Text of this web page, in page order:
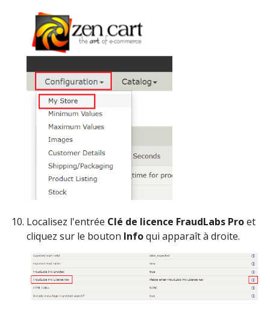
Localisez l'entrée Clé de licence FraudLabs Proet
cliquez sur le bouton Infoqui apparaît à droite.